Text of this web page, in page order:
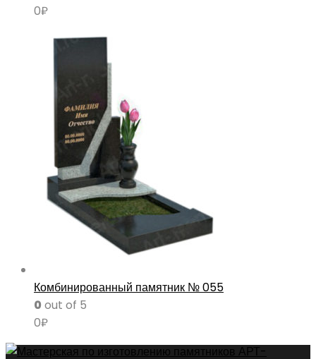
0₽
Комбинированный памятник № 055
0 out of 5
0₽